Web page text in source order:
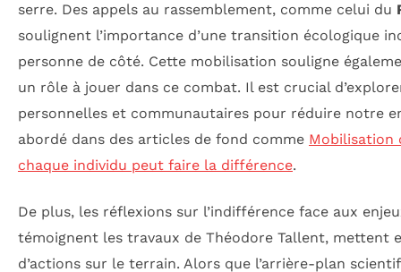
serre. Des appels au rassemblement, comme celui du
soulignent l’importance d’une transition écologique
personne de côté. Cette mobilisation souligne
un rôle à jouer dans ce combat. Il est crucial
personnelles et communautaires pour réduire notre
abordé dans des articles de fond comme Mobilisation
chaque individu peut faire la différence.
De plus, les réflexions sur l’indifférence face aux
témoignent les travaux de Théodore Tallent, mettent
d’actions sur le terrain. Alors que l’arrière-plan